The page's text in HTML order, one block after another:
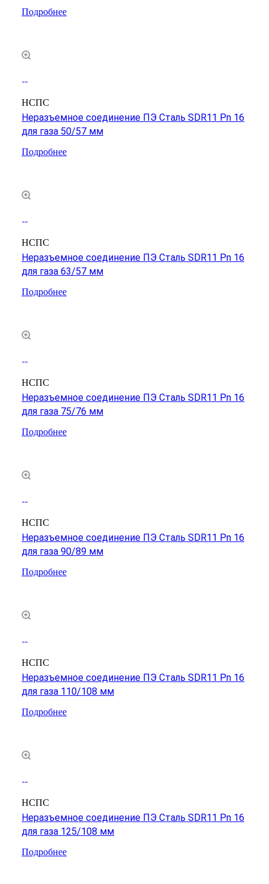
Подробнее
НСПС
Неразъемное соединение ПЭ Сталь SDR11 Pn 16
для газа 50/57 мм
Подробнее
НСПС
Неразъемное соединение ПЭ Сталь SDR11 Pn 16
для газа 63/57 мм
Подробнее
НСПС
Неразъемное соединение ПЭ Сталь SDR11 Pn 16
для газа 75/76 мм
Подробнее
НСПС
Неразъемное соединение ПЭ Сталь SDR11 Pn 16
для газа 90/89 мм
Подробнее
НСПС
Неразъемное соединение ПЭ Сталь SDR11 Pn 16
для газа 110/108 мм
Подробнее
НСПС
Неразъемное соединение ПЭ Сталь SDR11 Pn 16
для газа 125/108 мм
Подробнее